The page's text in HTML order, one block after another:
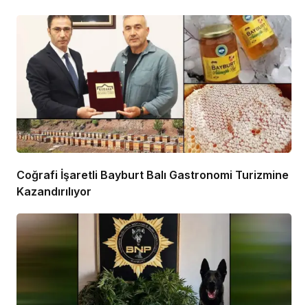
Coğrafi İşaretli Bayburt Balı Gastronomi Turizmine
Kazandırılıyor